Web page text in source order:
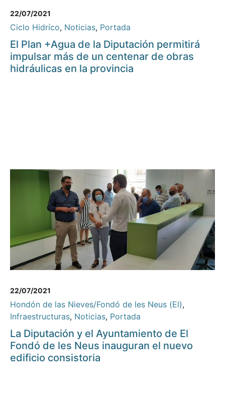
22/07/2021
Ciclo Hidríco, Noticias, Portada
El Plan +Agua de la Diputación permitirá
impulsar más de un centenar de obras
hidráulicas en la provincia
22/07/2021
Hondón de las Nieves/Fondó de les Neus (El),
Infraestructuras, Noticias, Portada
La Diputación y el Ayuntamiento de El
Fondó de les Neus inauguran el nuevo
edificio consistoria